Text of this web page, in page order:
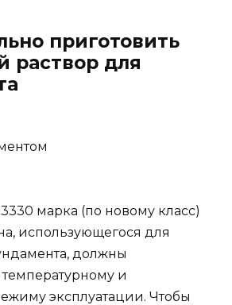
приготовить
раствор для
марка (по новому класс)
использующегося для
должны
температурному и
эксплуатации. Чтобы